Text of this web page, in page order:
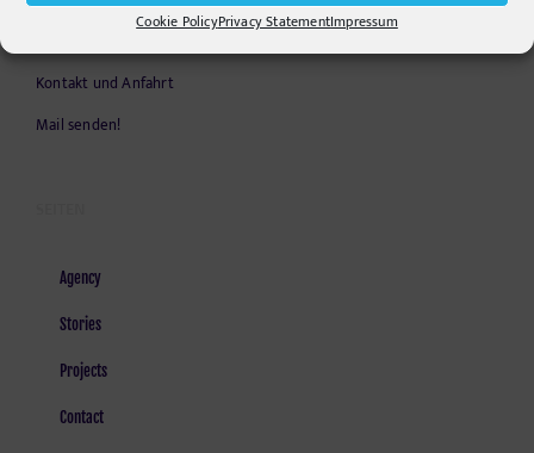
Cookie PolicyPrivacy StatementImpressum
Opening Hours:
Kontakt und Anfahrt
Mail senden!
Agency
Stories
Projects
Contact